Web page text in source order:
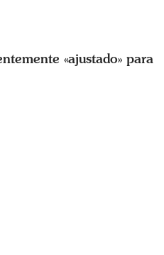
«ajustado» para